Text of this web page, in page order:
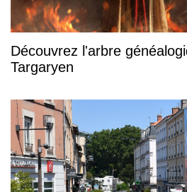
Découvrez l'arbre
Targaryen